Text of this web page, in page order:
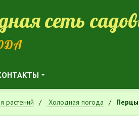
сеть
растений Холодная погода Перцы